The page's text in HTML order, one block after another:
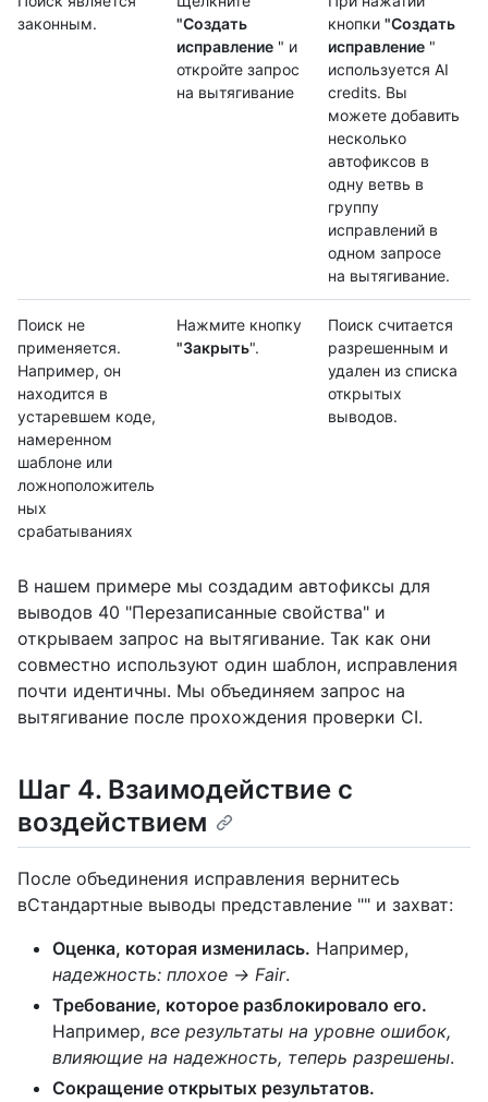
законным.
"Создать
исправление " и
откройте запрос
на вытягивание
кнопки "Создать
исправление "
используется AI
credits. Вы
можете добавить
несколько
автофиксов в
одну ветвь в
группу
исправлений в
одном запросе
на вытягивание.
Поиск не
применяется.
Например, он
находится в
устаревшем коде,
намеренном
шаблоне или
ложноположитель
ных
срабатываниях
Нажмите кнопку
"Закрыть".
Поиск считается
разрешенным и
удален из списка
открытых
выводов.
В нашем примере мы создадим автофиксы для
выводов 40 "Перезаписанные свойства" и
открываем запрос на вытягивание. Так как они
совместно используют один шаблон, исправления
почти идентичны. Мы объединяем запрос на
вытягивание после прохождения проверки CI.
Шаг 4. Взаимодействие с
воздействием
После объединения исправления вернитесь
вСтандартные выводы представление "" и захват:
Оценка, которая изменилась. Например,
надежность: плохое → Fair.
Требование, которое разблокировало его.
Например, все результаты на уровне ошибок,
влияющие на надежность, теперь разрешены.
Сокращение открытых результатов.